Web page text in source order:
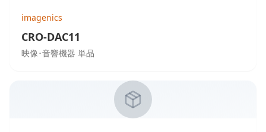
imagenics
CRO-DAC11
映像･音響機器 単品